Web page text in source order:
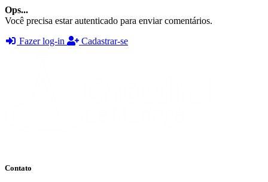
Ops...
Você precisa estar autenticado para enviar comentários.
Fazer log-in
Cadastrar-se
Contato